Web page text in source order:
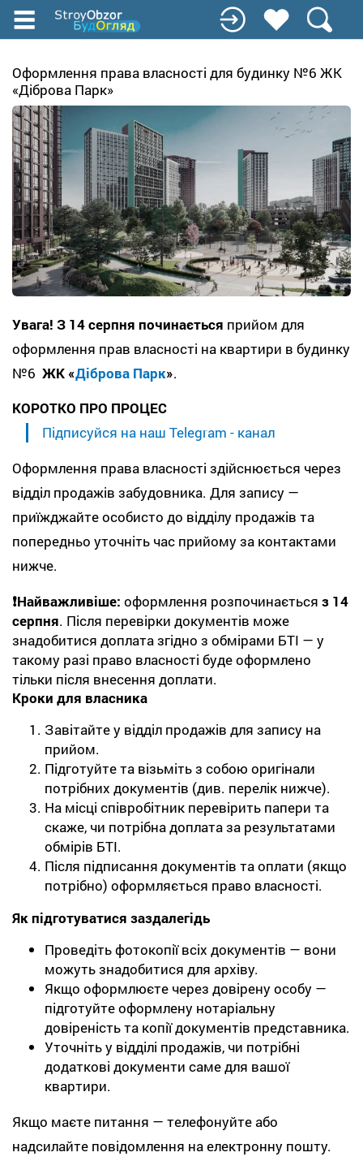
Перейти
содержанию
Оформлення права власності для будинку №6 ЖК
«Діброва Парк»
Увага! З 14 серпня починається прийом для
оформлення прав власності на квартири в будинку
№6 ЖК «Діброва Парк».
КОРОТКО ПРО ПРОЦЕС
Підписуйся на наш Telegram - канал
Оформлення права власності здійснюється через
відділ продажів забудовника. Для запису —
приїжджайте особисто до відділу продажів та
попередньо уточніть час прийому за контактами
нижче.
❗️Найважливіше: оформлення розпочинається з 14
серпня. Після перевірки документів може
знадобитися доплата згідно з обмірами БТІ — у
такому разі право власності буде оформлено
тільки після внесення доплати.
Кроки для власника
Завітайте у відділ продажів для запису на
прийом.
Підготуйте та візьміть з собою оригінали
потрібних документів (див. перелік нижче).
На місці співробітник перевірить папери та
скаже, чи потрібна доплата за результатами
обмірів БТІ.
Після підписання документів та оплати (якщо
потрібно) оформляється право власності.
Як підготуватися заздалегідь
Проведіть фотокопії всіх документів — вони
можуть знадобитися для архіву.
Якщо оформлюєте через довірену особу —
підготуйте оформлену нотаріальну
довіреність та копії документів представника.
Уточніть у відділі продажів, чи потрібні
додаткові документи саме для вашої
квартири.
Якщо маєте питання — телефонуйте або
надсилайте повідомлення на електронну пошту.